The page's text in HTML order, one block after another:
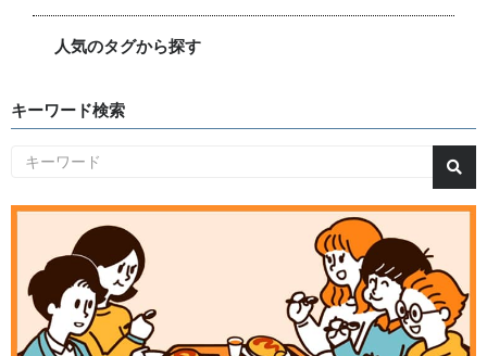
人気のタグから探す
キーワード検索